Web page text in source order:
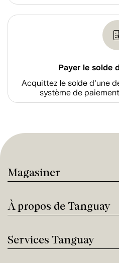
Payer le solde
Acquittez le solde d’une
système de
Magasiner
À propos de Tanguay
Services Tanguay